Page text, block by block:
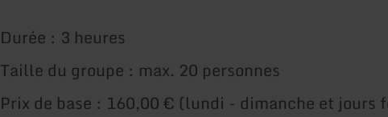
Durée : 3 heures
Taille du groupe : max. 20 personnes
Prix de base : 160,00 € (lundi - dimanche et jours